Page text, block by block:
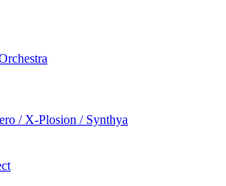
/ X-Plosion / Synthya